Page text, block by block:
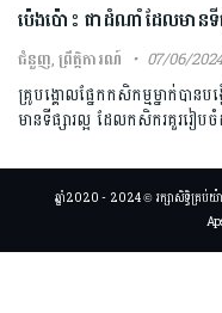
ប៉េងប៉ោះ ជាដំណាំដែលមានទីផ្ស
ជំនួញ,ព្រឹត្តិការណ៍ 07/06/
គ្រូបង្គោលផ្នែកកសិកម្មម្នាក់បាន
មានទីផ្សារល្អ ដែលកសិករគួររៀប
ឆ្នាំ2020 - 2024 © រក្សាសិទ្ធិគ្រប់យ៉